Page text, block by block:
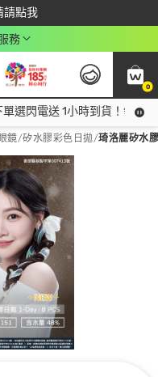
請點我
饋$350
務
0
單選閃電送 1小時到貨！領神
鏡/矽水膠彩色日拋/琦洛麗矽水